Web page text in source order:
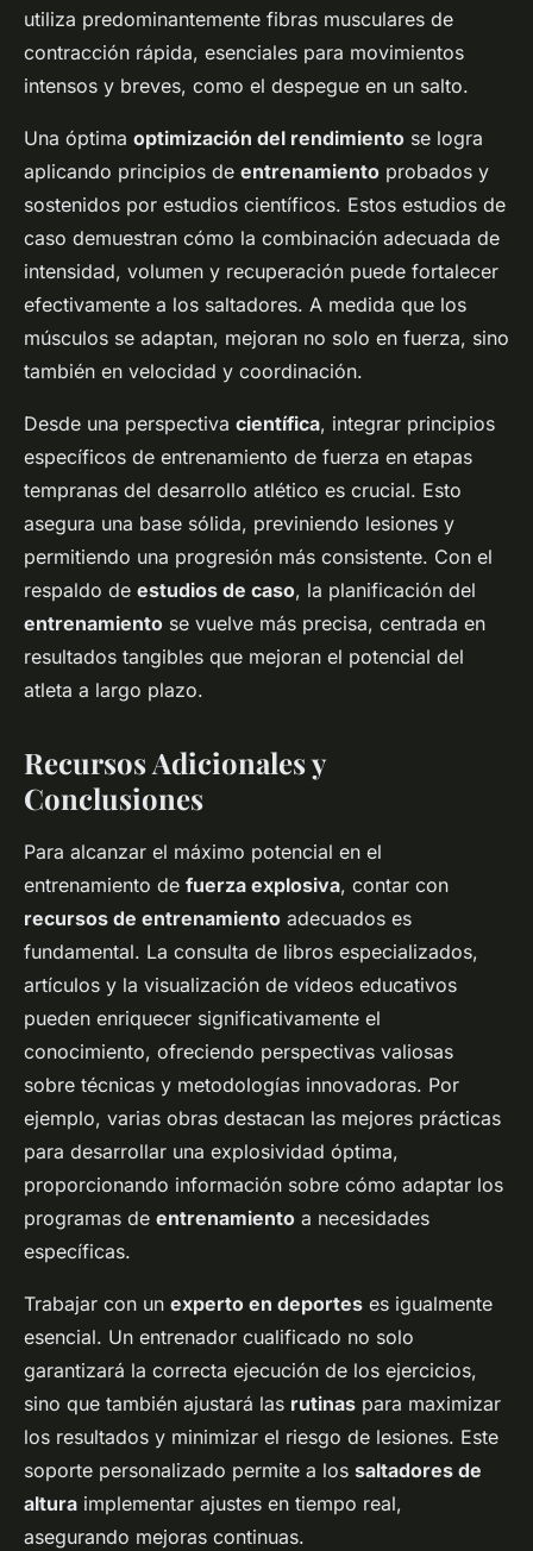
utiliza predominantemente fibras musculares de
contracción rápida, esenciales para movimientos
intensos y breves, como el despegue en un salto.
Una óptima optimización del rendimiento se logra
aplicando principios de entrenamiento probados y
sostenidos por estudios científicos. Estos estudios de
caso demuestran cómo la combinación adecuada de
intensidad, volumen y recuperación puede fortalecer
efectivamente a los saltadores. A medida que los
músculos se adaptan, mejoran no solo en fuerza, sino
también en velocidad y coordinación.
Desde una perspectiva científica, integrar principios
específicos de entrenamiento de fuerza en etapas
tempranas del desarrollo atlético es crucial. Esto
asegura una base sólida, previniendo lesiones y
permitiendo una progresión más consistente. Con el
respaldo de estudios de caso, la planificación del
entrenamiento se vuelve más precisa, centrada en
resultados tangibles que mejoran el potencial del
atleta a largo plazo.
Recursos Adicionales y
Conclusiones
Para alcanzar el máximo potencial en el
entrenamiento de fuerza explosiva, contar con
recursos de entrenamiento adecuados es
fundamental. La consulta de libros especializados,
artículos y la visualización de vídeos educativos
pueden enriquecer significativamente el
conocimiento, ofreciendo perspectivas valiosas
sobre técnicas y metodologías innovadoras. Por
ejemplo, varias obras destacan las mejores prácticas
para desarrollar una explosividad óptima,
proporcionando información sobre cómo adaptar los
programas de entrenamiento a necesidades
específicas.
Trabajar con un experto en deportes es igualmente
esencial. Un entrenador cualificado no solo
garantizará la correcta ejecución de los ejercicios,
sino que también ajustará las rutinas para maximizar
los resultados y minimizar el riesgo de lesiones. Este
soporte personalizado permite a los saltadores de
altura implementar ajustes en tiempo real,
asegurando mejoras continuas.